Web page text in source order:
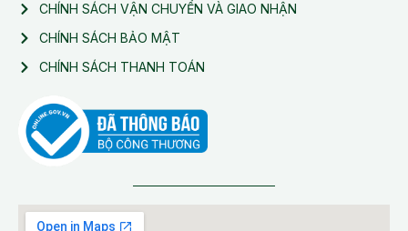
CHÍNH SÁCH VẬN CHUYỂN VÀ GIAO NHẬN
CHÍNH SÁCH BẢO MẬT
CHÍNH SÁCH THANH TOÁN